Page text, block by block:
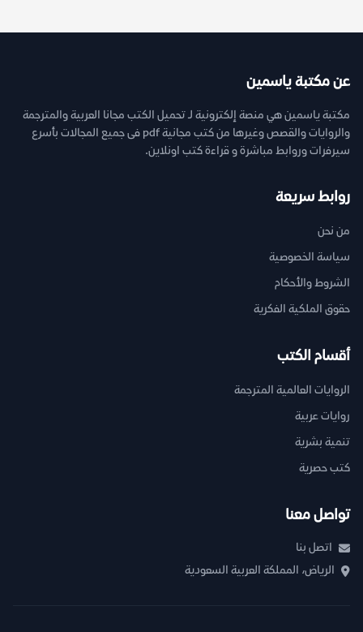
عن مكتبة ياسمين
مكتبة ياسمين هي منصة إلكترونية لـ تحميل الكتب مجانا العربية والمترجمة
والروايات والقصص وغيرها من كتب مجانية pdf فى جميع المجالات بأسرع
سيرفرات وروابط مباشرة و قراءة كتب اونلاين.
روابط سريعة
من نحن
سياسة الخصوصية
الشروط والأحكام
حقوق الملكية الفكرية
أقسام الكتب
الروايات العالمية المترجمة
روايات عربية
تنمية بشرية
كتب حصرية
تواصل معنا
اتصل بنا
الرياض، المملكة العربية السعودية